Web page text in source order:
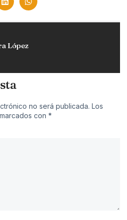
López
no será publicada. Los
con *